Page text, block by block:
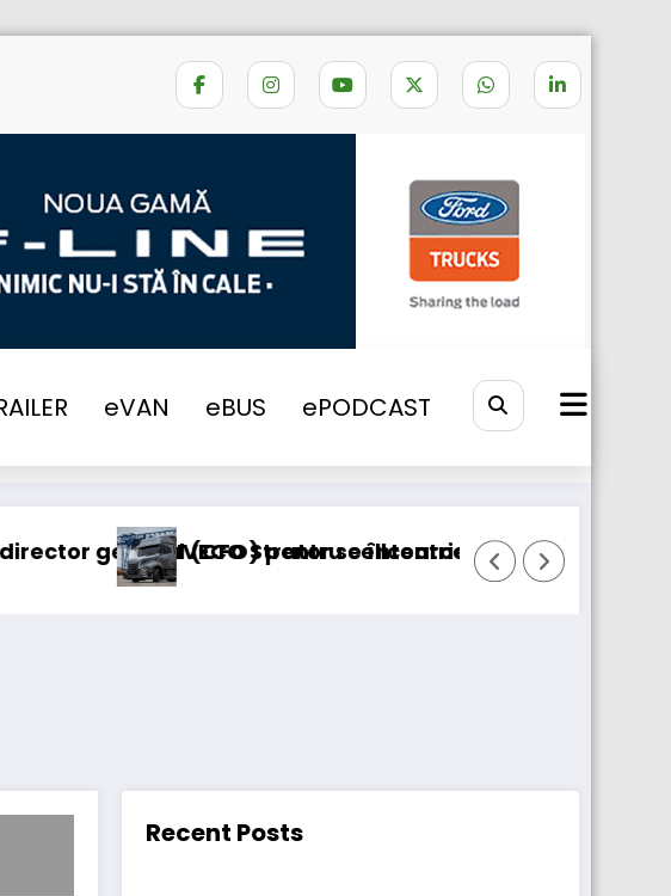
eVAN eBUS ePODCAST
DAF CF
pentru cellcentric
Strator se întoarce BursaTransport/123cargo
Recent Posts